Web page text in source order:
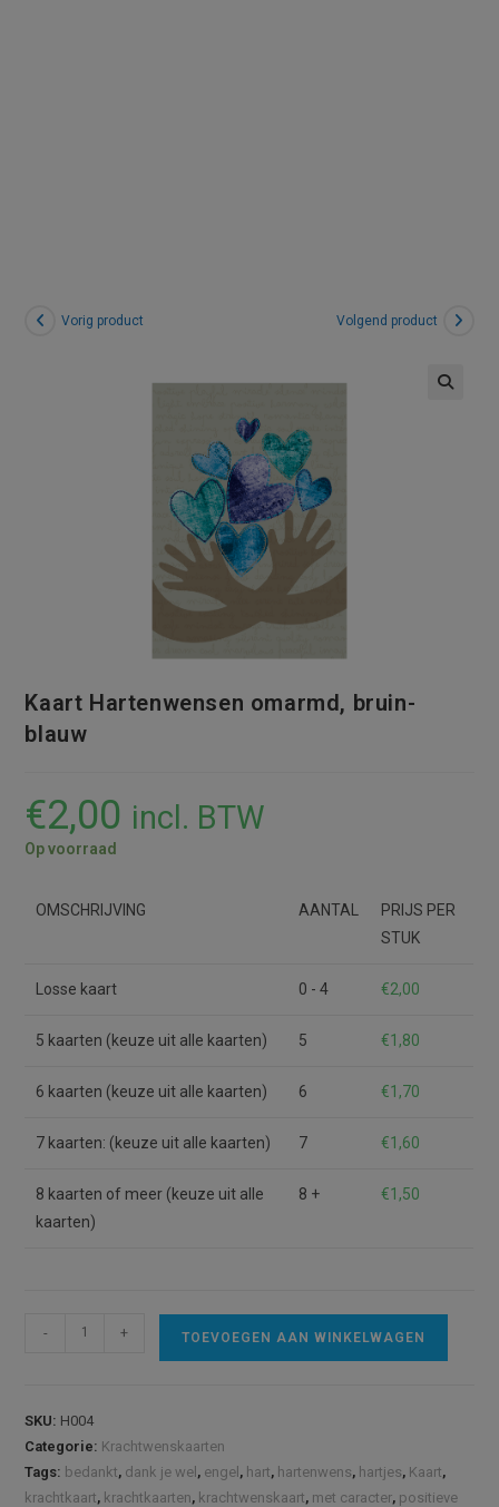
Vorig product Volgend product
Kaart Hartenwensen omarmd, bruin-
blauw
€2,00 incl. BTW
Op voorraad
OMSCHRIJVING AANTAL
PRIJS PER
STUK
Losse kaart 0 - 4 €2,00
5 kaarten (keuze uit alle kaarten) 5 €1,80
6 kaarten (keuze uit alle kaarten) 6 €1,70
7 kaarten: (keuze uit alle kaarten) 7 €1,60
8 kaarten of meer (keuze uit alle
kaarten)
8 + €1,50
aantal
- + TOEVOEGEN AAN WINKELWAGEN
a
SKU: H004
Categorie: Krachtwenskaarten
Tags: bedankt, dank je wel, engel, hart, hartenwens, hartjes, Kaart,
krachtkaart, krachtkaarten, krachtwenskaart, met caracter, positieve